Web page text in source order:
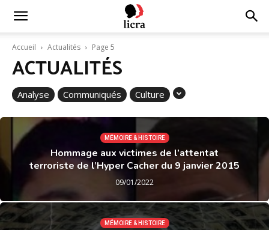
Licra
Antiraciste
depuis
1927
Accueil Actualités Page 5
ACTUALITÉS
Analyse Communiqués Culture
MÉMOIRE & HISTOIRE
Hommage aux victimes de l’attentat
terroriste de l’Hyper Cacher du 9 janvier 2015
09/01/2022
MÉMOIRE & HISTOIRE